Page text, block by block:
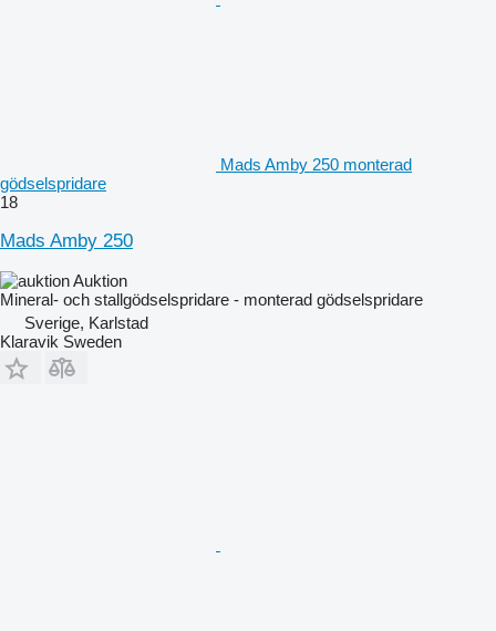
Mads Amby 250 monterad
gödselspridare
18
Mads Amby 250
Auktion
Mineral- och stallgödselspridare - monterad gödselspridare
Sverige, Karlstad
Klaravik Sweden